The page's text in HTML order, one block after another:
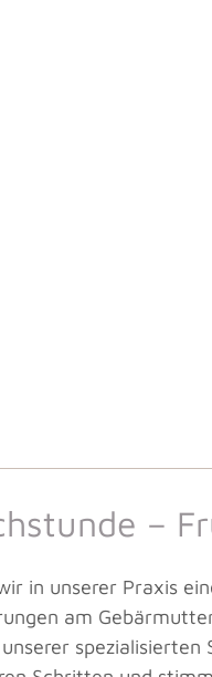
–
in unserer Praxis
am